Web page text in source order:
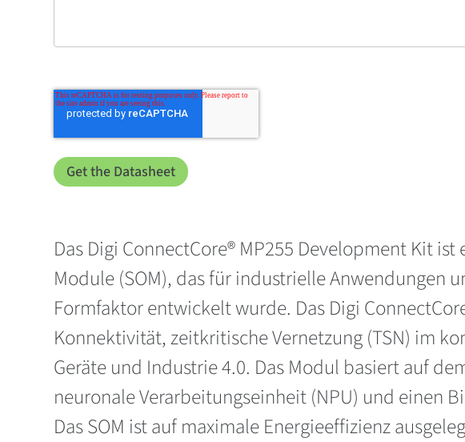
Das Digi ConnectCore® MP255 Development Kit
Module (SOM), das für industrielle Anwendungen
Formfaktor entwickelt wurde. Das Digi
Konnektivität, zeitkritische Vernetzung (TSN) im
Geräte und Industrie 4.0. Das Modul basiert auf
neuronale Verarbeitungseinheit (NPU) und einen
Das SOM ist auf maximale Energieeffizienz